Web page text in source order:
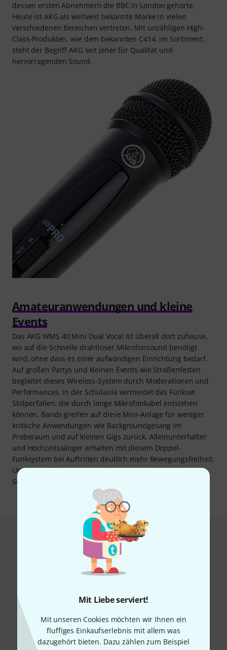
Mit Liebe serviert!
Mit unseren Cookies möchten wir Ihnen ein
fluffiges Einkaufserlebnis mit allem was
dazugehört bieten. Dazu zählen zum Beispiel
dessen ersten Abnehmern die BBC in London gehörte.
Heute ist AKG als weltweit bekannte Marke in vielen
verschiedenen Bereichen vertreten. Mit unzähligen High-
Class-Produkten, wie dem bekannten C414, im Sortiment,
steht der Begriff AKG seit jeher für Qualität und
hervorragenden Sound.
Amateuranwendungen und kleine
Events
Das AKG WMS 40 Mini Dual Vocal ist überall dort zuhause,
wo auf die Schnelle drahtloser Mikrofonsound benötigt
wird, ohne dass es einer aufwändigen Einrichtung bedarf.
Auf großen Partys und kleinen Events wie Straßenfesten
begleitet dieses Wireless-System durch Moderationen und
Performances. In der Schulaula vermeidet das Funkset
Stolperfallen, die durch lange Mikrofonkabel entstehen
können. Bands greifen auf diese Mini-Anlage für weniger
kritische Anwendungen wie Backgroundgesang im
Proberaum und auf kleinen Gigs zurück. Alleinunterhalter
und Hochzeitssänger erhalten mit diesem Doppel-
Funksystem bei Auftritten deutlich mehr Bewegungsfreiheit.
Und sogar kleine europaweite Tourneen sind mit diesem
Set möglich.
Das kauften Kunden, die sich dieses
Produkt angesehen haben